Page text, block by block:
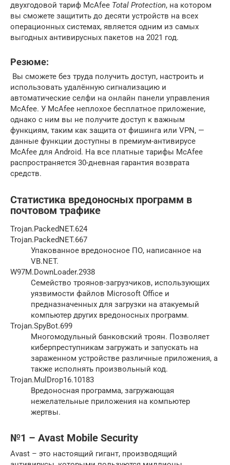
двухгодовой тариф McAfee Total Protection, на котором
вы сможете защитить до десяти устройств на всех
операционных системах, является одним из самых
выгодных антивирусных пакетов на 2021 год.
Резюме:
Вы сможете без труда получить доступ, настроить и
использовать удалённую сигнализацию и
автоматические селфи на онлайн панели управления
McAfee. У McAfee неплохое бесплатное приложение,
однако с ним вы не получите доступ к важным
функциям, таким как защита от фишинга или VPN, —
данные функции доступны в премиум-антивирусе
McAfee для Android. На все платные тарифы McAfee
распространяется 30-дневная гарантия возврата
средств.
Статистика вредоносных программ в
почтовом трафике
Trojan.PackedNET.624
Trojan.PackedNET.667
Упакованное вредоносное ПО, написанное на
VB.NET.
W97M.DownLoader.2938
Семейство троянов-загрузчиков, использующих
уязвимости файлов Microsoft Office и
предназначенных для загрузки на атакуемый
компьютер других вредоносных программ.
Trojan.SpyBot.699
Многомодульный банковский троян. Позволяет
киберпреступникам загружать и запускать на
зараженном устройстве различные приложения, а
также исполнять произвольный код.
Trojan.MulDrop16.10183
Вредоносная программа, загружающая
нежелательные приложения на компьютер
жертвы.
№1 – Avast Mobile Security
Avast – это настоящий гигант, производящий